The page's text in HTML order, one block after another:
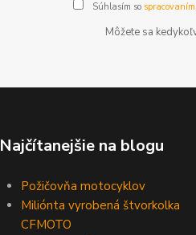
Súhlasím so
Môžete sa
Najčítanejšie na blogu
Požičovňa motocyklov
Miliónta vyrobená štvorkolka
CFMOTO